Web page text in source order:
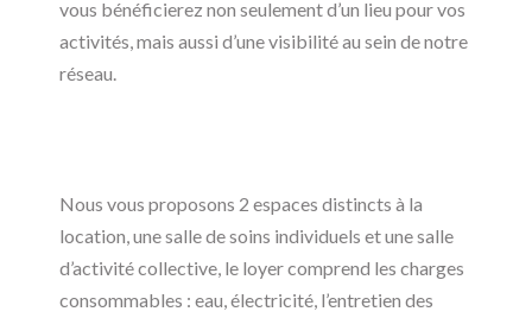
vous bénéficierez non seulement d’un lieu pour vos
activités, mais aussi d’une visibilité au sein de notre
réseau.
Nous vous proposons 2 espaces distincts à la
location, une salle de soins individuels et une salle
d’activité collective, le loyer comprend les charges
consommables : eau, électricité, l’entretien des